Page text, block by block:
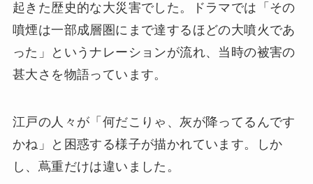
起きた歴史的な大災害でした。ドラマでは「その
噴煙は一部成層圏にまで達するほどの大噴火であ
った」というナレーションが流れ、当時の被害の
甚大さを物語っています。
江戸の人々が「何だこりゃ、灰が降ってるんです
かね」と困惑する様子が描かれています。しか
し、蔦重だけは違いました。